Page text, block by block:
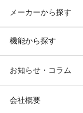
メーカーから探す
機能から探す
お知らせ・コラム
会社概要